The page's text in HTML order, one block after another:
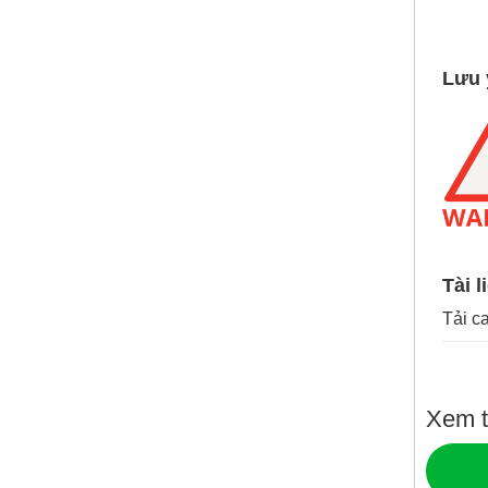
Lưu
Tài
Tải
Xem